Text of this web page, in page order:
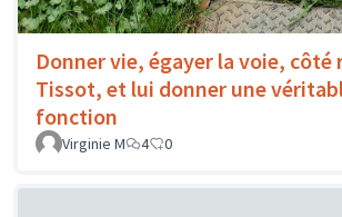
Donner vie, égayer la voie, côté
Tissot, et lui donner une
fonction
Virginie M 4 0